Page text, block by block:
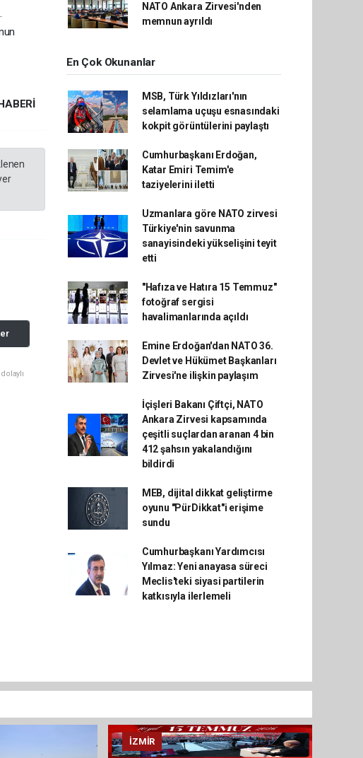
NATO Ankara Zirvesi'nden
memnun ayrıldı
En Çok Okunanlar
MSB, Türk Yıldızları'nın
selamlama uçuşu esnasındaki
kokpit görüntülerini paylaştı
Cumhurbaşkanı Erdoğan,
Katar Emiri Temim'e
taziyelerini iletti
Uzmanlara göre NATO zirvesi
Türkiye'nin savunma
sanayisindeki yükselişini teyit
etti
"Hafıza ve Hatıra 15 Temmuz"
fotoğraf sergisi
havalimanlarında açıldı
Emine Erdoğan'dan NATO 36.
Devlet ve Hükümet Başkanları
Zirvesi'ne ilişkin paylaşım
İçişleri Bakanı Çiftçi, NATO
Ankara Zirvesi kapsamında
çeşitli suçlardan aranan 4 bin
412 şahsın yakalandığını
bildirdi
MEB, dijital dikkat geliştirme
oyunu "PürDikkat"i erişime
sundu
Cumhurbaşkanı Yardımcısı
Yılmaz: Yeni anayasa süreci
Meclis'teki siyasi partilerin
katkısıyla ilerlemeli
İZMIR